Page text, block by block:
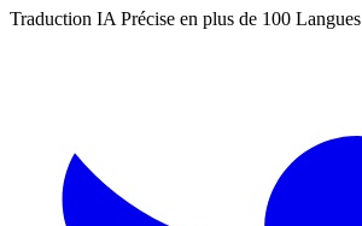
Traduction IA Précise en plus de 100 Langues